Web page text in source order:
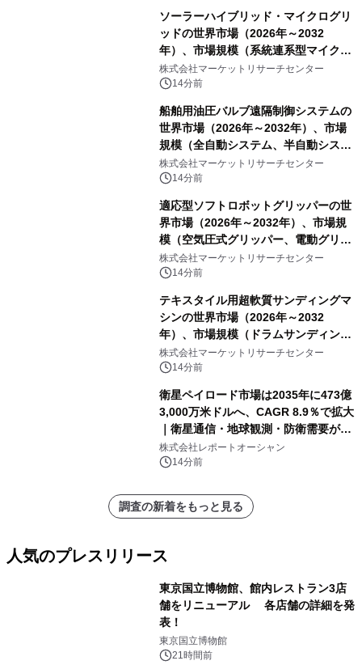
ソーラーハイブリッド・マイクログリ
ッドの世界市場（2026年～2032
年）、市場規模（系統連系型マイクロ
グリッド、独立型マイクログリッ
ド）・分析レポートを発表
株式会社マーケットリサーチセンター
14分前
船舶用油圧バルブ遠隔制御システムの
世界市場（2026年～2032年）、市場
規模（全自動システム、半自動システ
ム）・分析レポートを発表
株式会社マーケットリサーチセンター
14分前
適応型ソフトロボットグリッパーの世
界市場（2026年～2032年）、市場規
模（空気圧式グリッパー、電動グリッ
パー）・分析レポートを発表
株式会社マーケットリサーチセンター
14分前
テキスタイル用超軟質サンディングマ
シンの世界市場（2026年～2032
年）、市場規模（ドラムサンディング
マシン、ジェットサンディングマシ
ン、ローラーサンディングマシン、そ
株式会社マーケットリサーチセンター
14分前
衛星ペイロード市場は2035年に473億
3,000万米ドルへ、CAGR 8.9％で拡大
｜衛星通信・地球観測・防衛需要が牽
引する次世代宇宙産業の成長戦略
株式会社レポートオーシャン
14分前
調査の新着をもっと見る
人気のプレスリリース
東京国立博物館、館内レストラン3店
舗をリニューアル 各店舗の詳細を発
表！
東京国立博物館
21時間前